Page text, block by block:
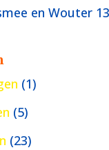
en Wouter
(1)
(5)
(23)